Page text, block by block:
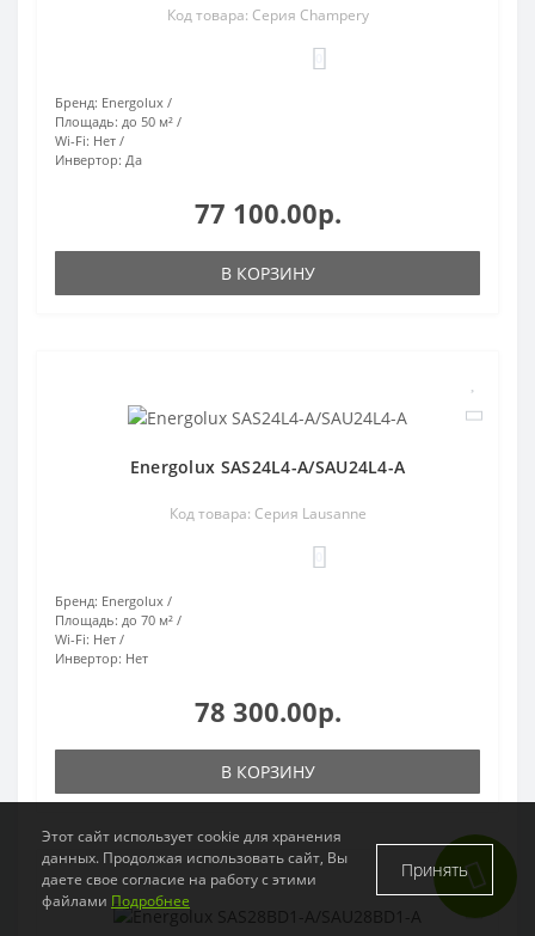
Код товара: Серия Champery
Бренд: Energolux
Площадь: до 50 м²
Wi-Fi: Нет
Инвертор: Да
77 100.00р.
В КОРЗИНУ
Energolux SAS24L4-A/SAU24L4-A
Код товара: Серия Lausanne
Бренд: Energolux
Площадь: до 70 м²
Wi-Fi: Нет
Инвертор: Нет
78 300.00р.
В КОРЗИНУ
Этот сайт использует cookie для хранения
данных. Продолжая использовать сайт, Вы
даете свое согласие на работу с этими
файлами Подробнее
Принять